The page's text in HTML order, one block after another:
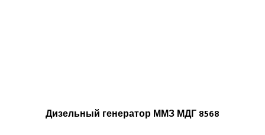
Дизельный генератор ММЗ МДГ 8568